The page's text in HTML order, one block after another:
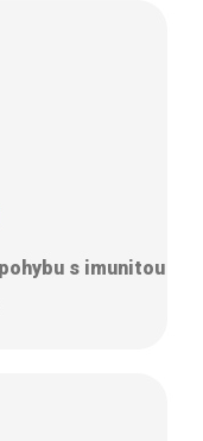
s imunitou